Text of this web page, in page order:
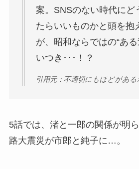
案。SNSのない時代にど
たらいいものかと頭を抱
が、昭和ならではの“あ
いつき･･･！？
引用元：不適切にもほどがあ
5話では、渚と一郎の関係が明
路大震災が市郎と純子に…。